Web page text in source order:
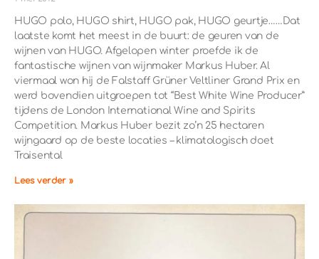
HUGO polo, HUGO shirt, HUGO pak, HUGO geurtje……Dat
laatste komt het meest in de buurt: de geuren van de
wijnen van HUGO. Afgelopen winter proefde ik de
fantastische wijnen van wijnmaker Markus Huber. Al
viermaal won hij de Falstaff Grüner Veltliner Grand Prix en
werd bovendien uitgroepen tot “Best White Wine Producer”
tijdens de London International Wine and Spirits
Competition. Markus Huber bezit zo’n 25 hectaren
wijngaard op de beste locaties – klimatologisch doet
Traisental
Lees verder »